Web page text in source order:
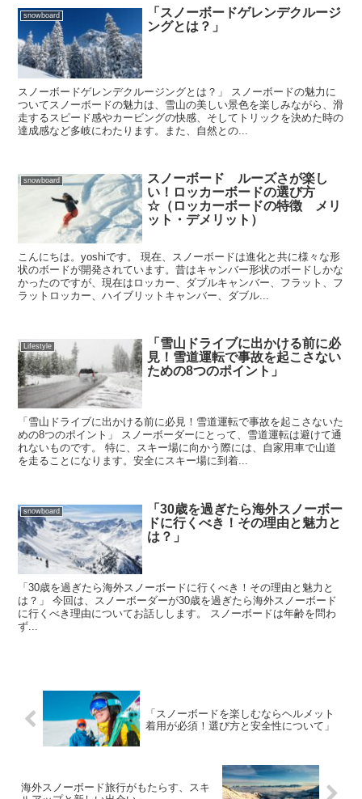
snowboard
「スノーボードゲレンデクルージ
ングとは？」
スノーボードゲレンデクルージングとは？」 スノーボードの魅力に
ついてスノーボードの魅力は、雪山の美しい景色を楽しみながら、滑
走するスピード感やカービングの快感、そしてトリックを決めた時の
達成感など多岐にわたります。また、自然との...
snowboard
スノーボード ルーズさが楽し
い！ロッカーボードの選び方
☆（ロッカーボードの特徴 メリ
ット・デメリット）
こんにちは。yoshiです。 現在、スノーボードは進化と共に様々な形
状のボードが開発されています。昔はキャンバー形状のボードしかな
かったのですが、現在はロッカー、ダブルキャンバー、フラット、フ
ラットロッカー、ハイブリットキャンバー、ダブル...
Lifestyle
「雪山ドライブに出かける前に必
見！雪道運転で事故を起こさない
ための8つのポイント」
「雪山ドライブに出かける前に必見！雪道運転で事故を起こさないた
めの8つのポイント」 スノーボーダーにとって、雪道運転は避けて通
れないものです。 特に、スキー場に向かう際には、自家用車で山道
を走ることになります。安全にスキー場に到着...
snowboard
「30歳を過ぎたら海外スノーボー
ドに行くべき！その理由と魅力と
は？」
「30歳を過ぎたら海外スノーボードに行くべき！その理由と魅力と
は？」 今回は、スノーボーダーが30歳を過ぎたら海外スノーボード
に行くべき理由についてお話しします。 スノーボードは年齢を問わ
ず...
「スノーボードを楽しむならヘルメット
着用が必須！選び方と安全性について」
海外スノーボード旅行がもたらす、スキ